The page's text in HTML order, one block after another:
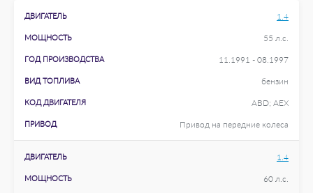
ДВИГАТЕЛЬ 1.4
МОЩНОСТЬ 55 л.с.
ГОД ПРОИЗВОДСТВА 11.1991 - 08.1997
ВИД ТОПЛИВА бензин
КОД ДВИГАТЕЛЯ ABD; AEX
ПРИВОД Привод на передние колеса
ДВИГАТЕЛЬ 1.4
МОЩНОСТЬ 60 л.с.